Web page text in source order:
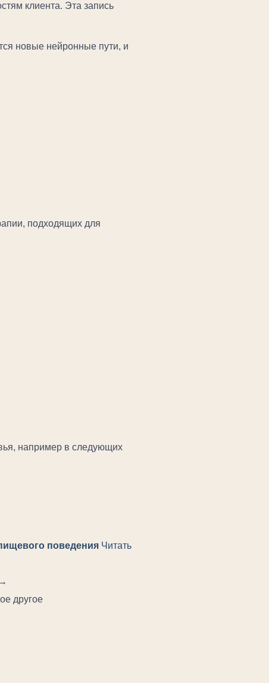
клиента. Эта запись
новые нейронные пути, и
подходящих для
например в следующих
поведения Читать
другое